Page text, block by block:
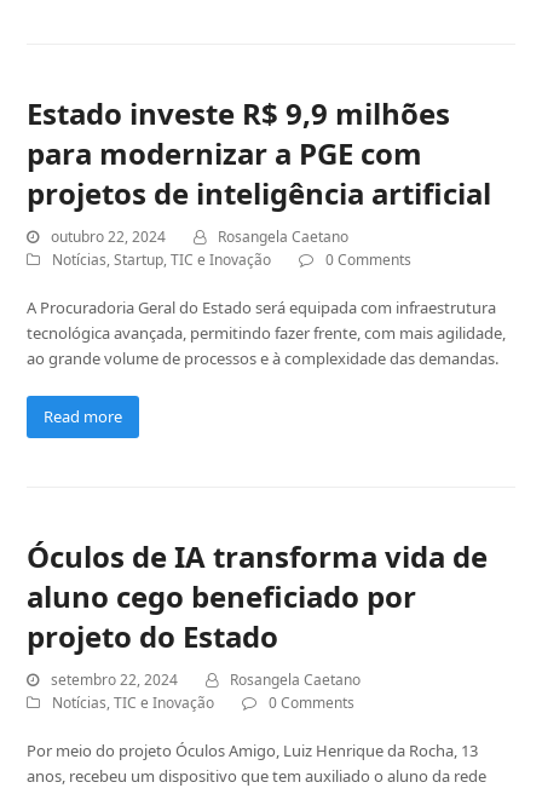
Estado investe R$ 9,9 milhões
para modernizar a PGE com
projetos de inteligência artificial
outubro 22, 2024
Rosangela Caetano
Notícias,Startup,TIC e Inovação 0 Comments
A Procuradoria Geral do Estado será equipada com infraestrutura
tecnológica avançada, permitindo fazer frente, com mais agilidade,
ao grande volume de processos e à complexidade das demandas.
Read more
Óculos de IA transforma vida de
aluno cego beneficiado por
projeto do Estado
setembro 22, 2024
Rosangela Caetano
Notícias,TIC e Inovação 0 Comments
Por meio do projeto Óculos Amigo, Luiz Henrique da Rocha, 13
anos, recebeu um dispositivo que tem auxiliado o aluno da rede